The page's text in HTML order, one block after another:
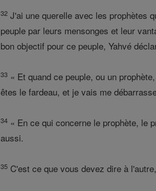
32 J'ai une querelle avec les prophètes
peuple par leurs mensonges et leur
bon objectif pour ce peuple, Yahvé
33 « Et quand ce peuple, ou un
êtes le fardeau, et je vais me
34 « En ce qui concerne le prophète, le
aussi.
35 C'est ce que vous devez dire à